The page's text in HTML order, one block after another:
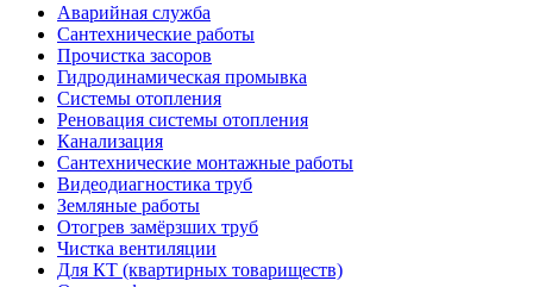
Аварийная служба
Сантехнические работы
Прочистка засоров
Гидродинамическая промывка
Системы отопления
Реновация системы отопления
Канализация
Сантехнические монтажные работы
Видеодиагностика труб
Земляные работы
Отогрев замёрзших труб
Чистка вентиляции
Для КТ (квартирных товариществ)